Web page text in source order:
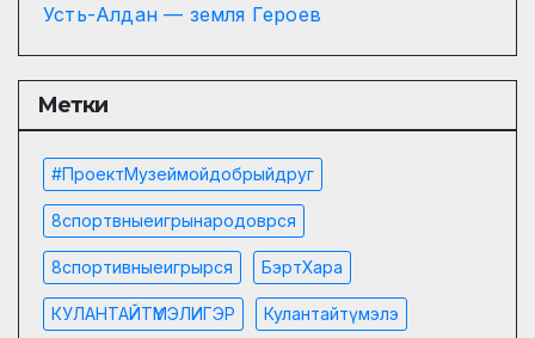
Усть-Алдан — земля Героев
Метки
#проектМузеймойдобрыйдруг
8спортвныеигрынародоврся
8спортивныеигрырся БэртХара
КУЛАНТАЙТҮМЭЛИГЭР Кулантайтүмэлэ